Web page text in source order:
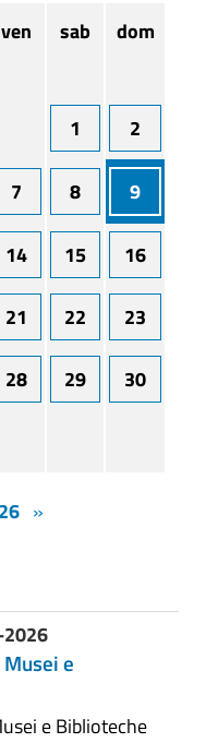
ven sab dom
1 2
7 8 9
14 15 16
21 22 23
28 29 30
»
e
e Biblioteche